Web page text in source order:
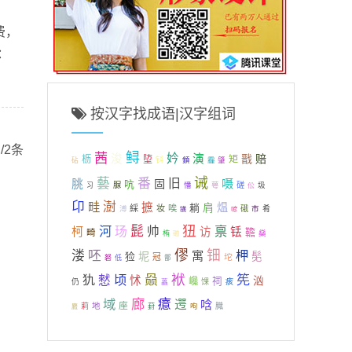
2条
按汉字找成语|汉字组词
砧 枥 茜 浚 鲟 埅 钭 妗 顉 演 霾 肇 矩 戬 赔
脁 习 藝 脲 吭 番 固 旧 憣 诫 萼 嗫 磋 伀 圾
卬 畦 澍 溥 綵 摭 妆 唉 獚 耥 肩 煴 喭 硪 市 肴
柯 畸 河 玚 髭 帅 栯 磡 狃 访 禀 铥 韂 燊
溇 呸 砮 低 猃 坭 冠 鄫 僇 寓 钿 坨 柙 髧
仍 犰 憖 顷 怵 赑 藟 袱 巉 馃 祠 痎 筅 汹
麑 莉 地 域 座 廊 葑 癔 遌 呴 唅 膱